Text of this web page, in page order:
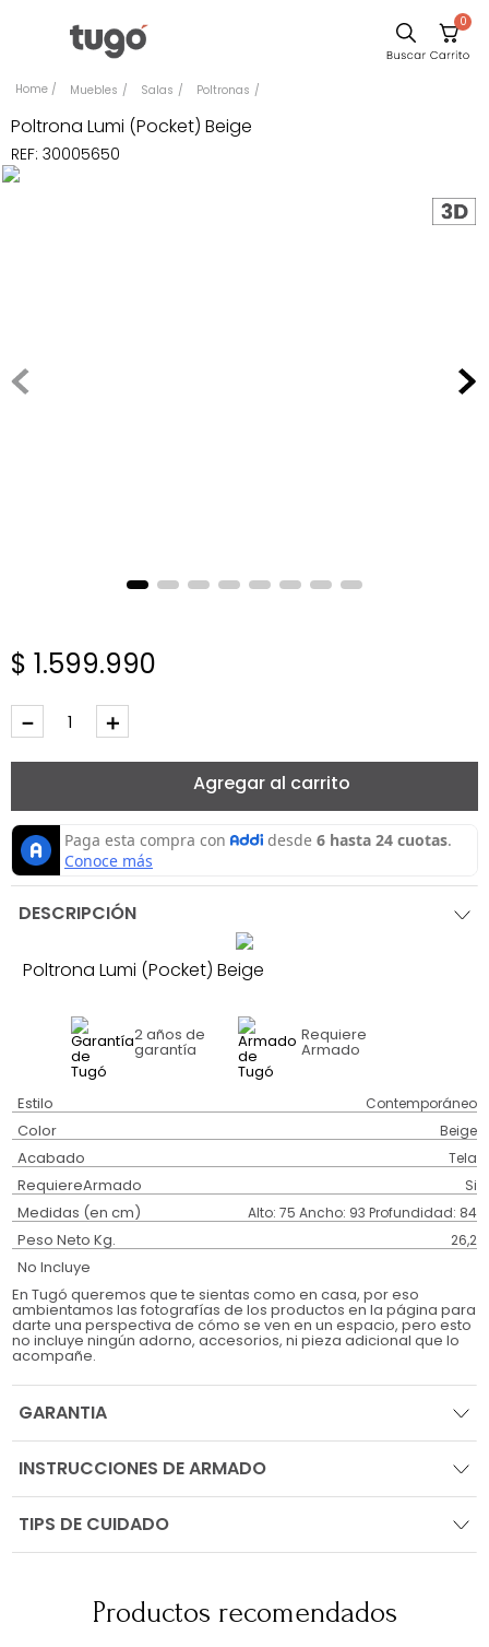
0
Muebles Salas Poltronas
Poltrona Lumi (Pocket) Beige
REF: 30005650
$ 1.599.990
＋
－
Agregar al carrito
DESCRIPCIÓN
Poltrona Lumi (Pocket) Beige
2 años de
garantía
Requiere
Armado
Estilo Contemporáneo
Color Beige
Acabado Tela
RequiereArmado Si
Medidas (en cm) Alto: 75 Ancho: 93 Profundidad: 84
Peso Neto Kg. 26,2
No Incluye
En Tugó queremos que te sientas como en casa, por eso
ambientamos las fotografías de los productos en la página para
darte una perspectiva de cómo se ven en un espacio, pero esto
no incluye ningún adorno, accesorios, ni pieza adicional que lo
acompañe.
GARANTIA
INSTRUCCIONES DE ARMADO
TIPS DE CUIDADO
Productos recomendados
Comedor
Escritorio